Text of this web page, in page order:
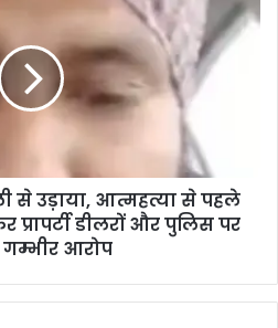
से उड़ाया, आत्महत्या से पहले
डीलरों और पुलिस पर
आरोप